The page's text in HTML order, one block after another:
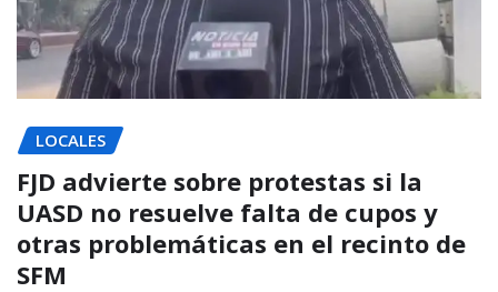
LOCALES
FJD advierte sobre protestas si la
UASD no resuelve falta de cupos y
otras problemáticas en el recinto de
SFM